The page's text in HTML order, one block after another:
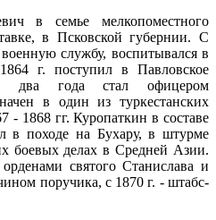
в семье мелкопоместного
в Псковской губернии. С
службу, воспитывался в
г. поступил в Павловское
два года стал офицером
в один из туркестанских
- 1868 гг. Куропаткин в составе
в походе на Бухару, в штурме
боевых делах в Средней Азии.
святого Станислава и
поручика, с 1870 г. - штабс-